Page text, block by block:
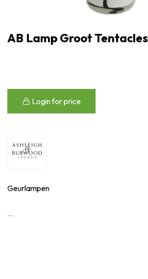
AB Lamp Groot Tentacles
Login for price
Geurlampen
...